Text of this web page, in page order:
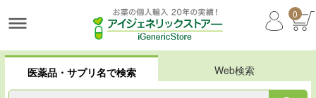
0
医薬品・サプリ名で検索 Web検索